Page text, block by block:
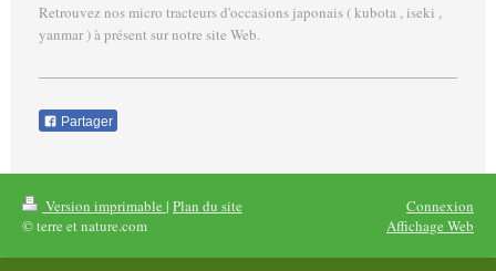
Retrouvez nos micro tracteurs d'occasions japonais ( kubota , iseki ,
yanmar ) à présent sur notre site Web.
Partager
Version imprimable | Plan du site
© terre et nature.com
Connexion
Affichage Web